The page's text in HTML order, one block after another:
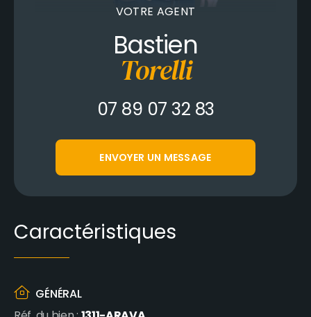
Caractéristiques
GÉNÉRAL
VOTRE AGENT
Bastien
Torelli
07 89 07 32 83
ENVOYER UN MESSAGE